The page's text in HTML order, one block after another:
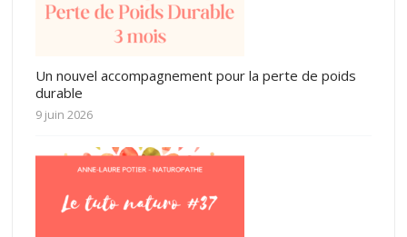
Un nouvel accompagnement pour la perte de poids
durable
9 juin 2026